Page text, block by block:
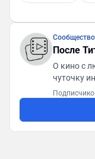
Сообщество
После
О кино с
чуточку